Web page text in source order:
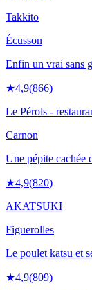
Takkito
Écusson
Enfin un vrai sans
★4,9(866)
Le Pérols -
Carnon
Une pépite cachée
★4,9(820)
AKATSUKI
Figuerolles
Le poulet katsu et
★4,9(809)